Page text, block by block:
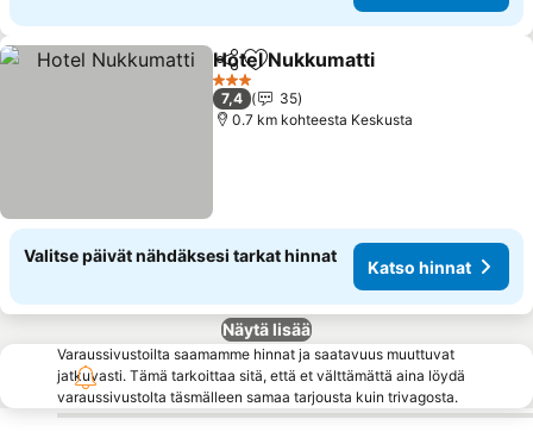
Jaa Lisää suosikkeihin
Hotel Nukkumatti
3 Tähtiluokitus
7,4
35
0.7 km kohteesta Keskusta
Valitse päivät nähdäksesi tarkat hinnat
Katso hinnat
Näytä lisää
Varaussivustoilta saamamme hinnat ja saatavuus muuttuvat
jatkuvasti. Tämä tarkoittaa sitä, että et välttämättä aina löydä
varaussivustolta täsmälleen samaa tarjousta kuin trivagosta.